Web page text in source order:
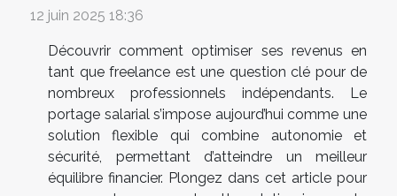
12 juin 2025 18:36
Découvrir comment optimiser ses revenus en
tant que freelance est une question clé pour de
nombreux professionnels indépendants. Le
portage salarial s’impose aujourd’hui comme une
solution flexible qui combine autonomie et
sécurité, permettant d’atteindre un meilleur
équilibre financier. Plongez dans cet article pour